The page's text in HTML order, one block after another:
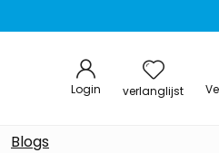
Login verlanglijst
Blogs